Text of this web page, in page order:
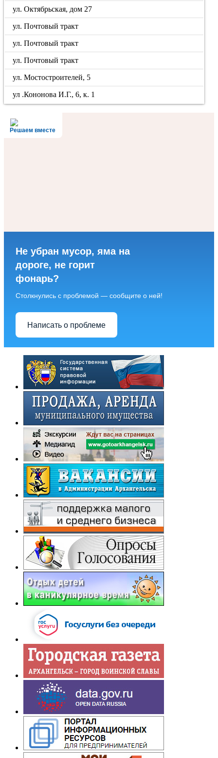
ул. Октябрьская, дом 27
ул. Почтовый тракт
ул. Почтовый тракт
ул. Почтовый тракт
ул. Мостостроителей, 5
ул .Кононова И.Г., 6, к. 1
Решаем вместе
Не убран мусор, яма на
дороге, не горит
фонарь?
Столкнулись с проблемой — сообщите о ней!
Написать о проблеме